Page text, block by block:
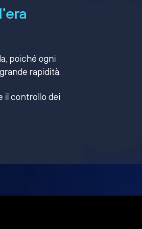
poiché ogni
rapidità.
il controllo dei